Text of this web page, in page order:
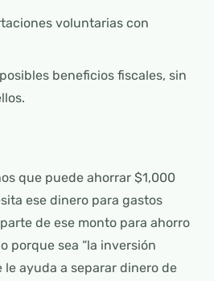
voluntarias con
beneficios fiscales, sin
que puede ahorrar $1,000
ese dinero para gastos
de ese monto para ahorro
porque sea “la inversión
le ayuda a separar dinero de